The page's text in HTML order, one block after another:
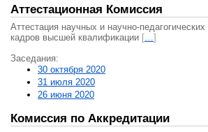
Аттестационная Комиссия
Аттестация научных и научно-педагогических
кадров высшей квалификации […]
Заседания:
30 октября 2020
31 июля 2020
26 июня 2020
Комиссия по Аккредитации